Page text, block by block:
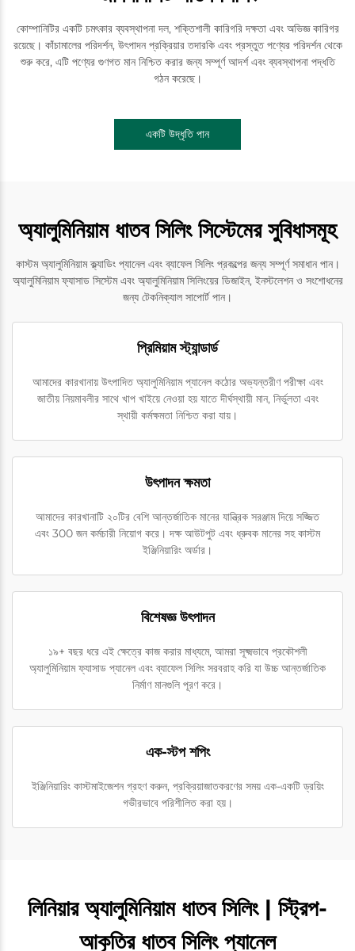
কোম্পানিটির একটি চমৎকার ব্যবস্থাপনা দল, শক্তিশালী কারিগরি দক্ষতা এবং অভিজ্ঞ কারিগর
রয়েছে। কাঁচামালের পরিদর্শন, উৎপাদন প্রক্রিয়ার তদারকি এবং প্রস্তুত পণ্যের পরিদর্শন থেকে
শুরু করে, এটি পণ্যের গুণগত মান নিশ্চিত করার জন্য সম্পূর্ণ আদর্শ এবং ব্যবস্থাপনা পদ্ধতি
গঠন করেছে।
একটি উদ্ধৃতি পান
অ্যালুমিনিয়াম ধাতব সিলিং সিস্টেমের সুবিধাসমূহ
কাস্টম অ্যালুমিনিয়াম ক্ল্যাডিং প্যানেল এবং ব্যাফেল সিলিং প্রকল্পের জন্য সম্পূর্ণ সমাধান পান।
অ্যালুমিনিয়াম ফ্যাসাড সিস্টেম এবং অ্যালুমিনিয়াম সিলিংয়ের ডিজাইন, ইনস্টলেশন ও সংশোধনের
জন্য টেকনিক্যাল সাপোর্ট পান।
প্রিমিয়াম স্ট্যান্ডার্ড
আমাদের কারখানায় উৎপাদিত অ্যালুমিনিয়াম প্যানেল কঠোর অভ্যন্তরীণ পরীক্ষা এবং
জাতীয় নিয়মাবলীর সাথে খাপ খাইয়ে নেওয়া হয় যাতে দীর্ঘস্থায়ী মান, নির্ভুলতা এবং
স্থায়ী কর্মক্ষমতা নিশ্চিত করা যায়।
উৎপাদন ক্ষমতা
আমাদের কারখানাটি ২০টির বেশি আন্তর্জাতিক মানের যান্ত্রিক সরঞ্জাম দিয়ে সজ্জিত
এবং 300 জন কর্মচারী নিয়োগ করে। দক্ষ আউটপুট এবং ধ্রুবক মানের সহ কাস্টম
ইঞ্জিনিয়ারিং অর্ডার।
বিশেষজ্ঞ উৎপাদন
১৯+ বছর ধরে এই ক্ষেত্রে কাজ করার মাধ্যমে, আমরা সূক্ষ্মভাবে প্রকৌশলী
অ্যালুমিনিয়াম ফ্যাসাড প্যানেল এবং ব্যাফেল সিলিং সরবরাহ করি যা উচ্চ আন্তর্জাতিক
নির্মাণ মানগুলি পূরণ করে।
এক-স্টপ শপিং
ইঞ্জিনিয়ারিং কাস্টমাইজেশন গ্রহণ করুন, প্রক্রিয়াজাতকরণের সময় এক-একটি ড্রয়িং
গভীরভাবে পরিশীলিত করা হয়।
লিনিয়ার অ্যালুমিনিয়াম ধাতব সিলিং | স্ট্রিপ-
আকৃতির ধাতব সিলিং প্যানেল